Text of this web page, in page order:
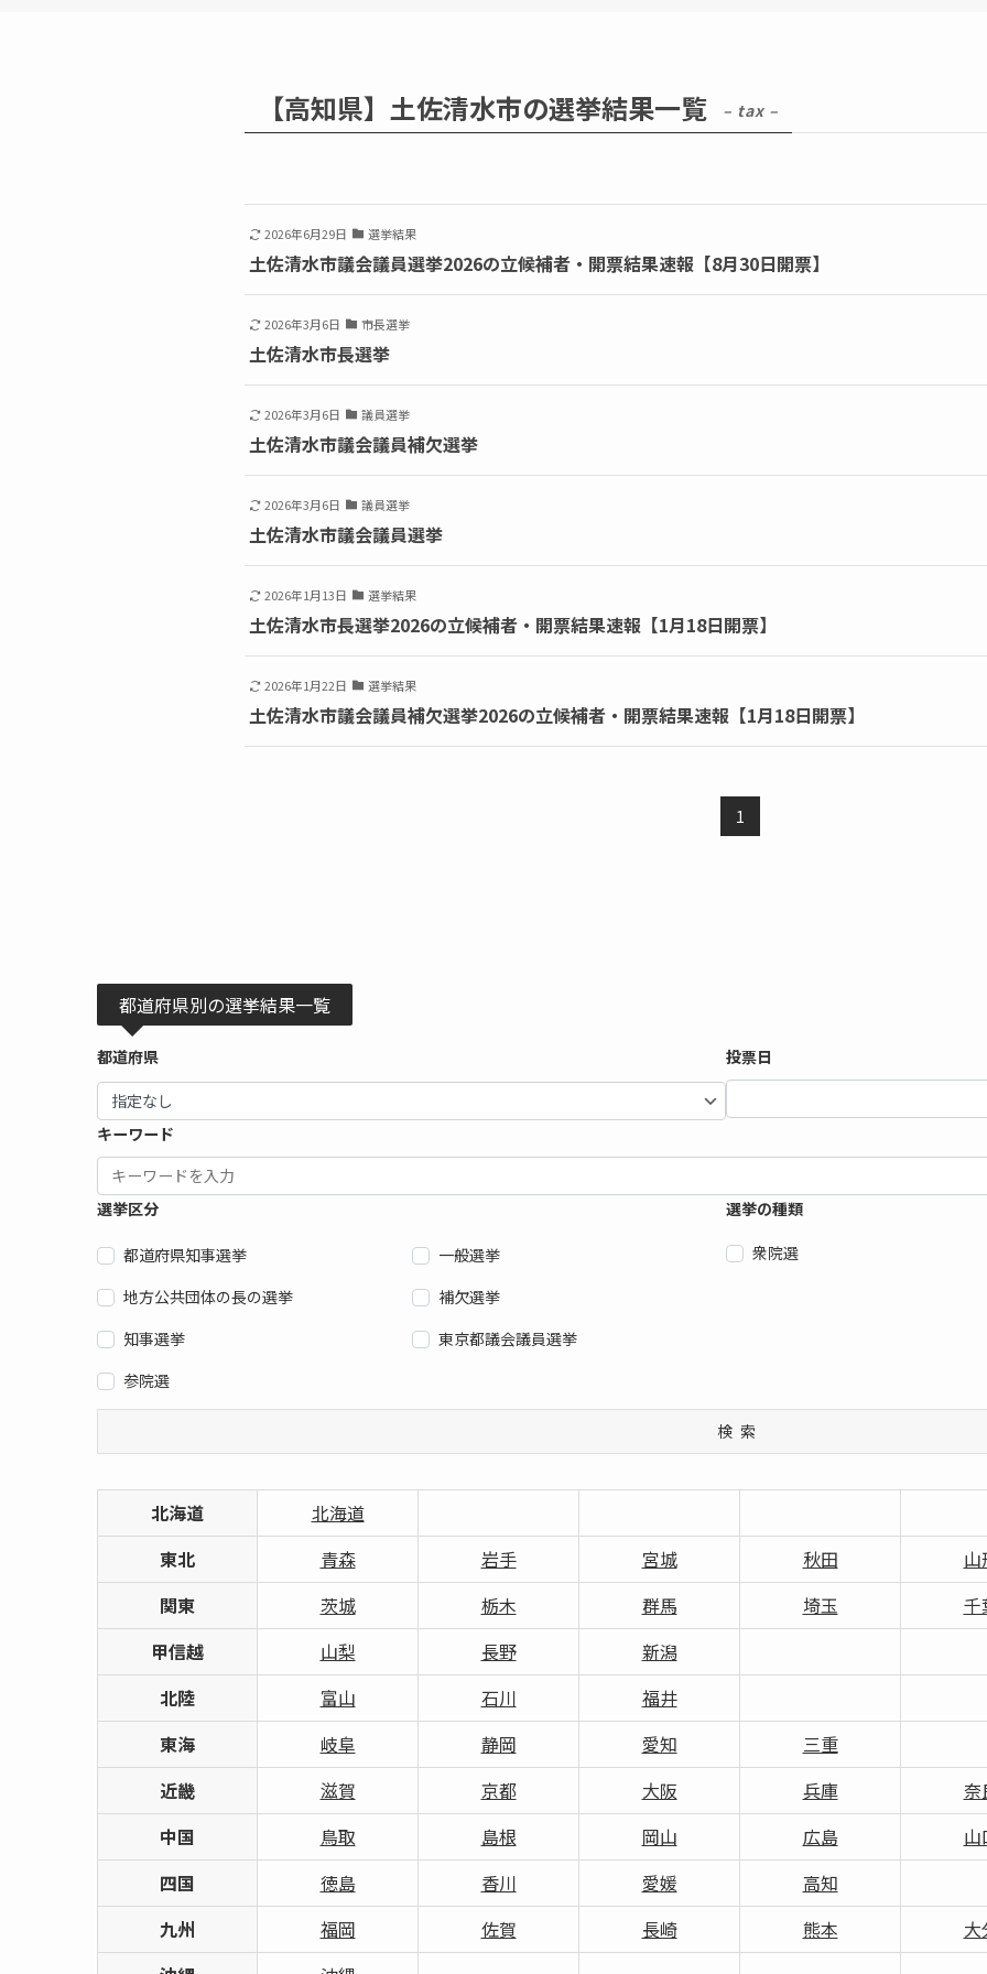
【高知県】土佐清水市の選挙結果一覧 – tax –
2026年6月29日 選挙結果
土佐清水市議会議員選挙2026の立候補者・開票結果速報【8月30日開票】
2026年3月6日 市長選挙
土佐清水市長選挙
2026年3月6日 議員選挙
土佐清水市議会議員補欠選挙
2026年3月6日 議員選挙
土佐清水市議会議員選挙
2026年1月13日 選挙結果
土佐清水市長選挙2026の立候補者・開票結果速報【1月18日開票】
2026年1月22日 選挙結果
土佐清水市議会議員補欠選挙2026の立候補者・開票結果速報【1月18日開票】
1
都道府県別の選挙結果一覧
都道府県 投票日
キーワード
選挙区分
都道府県知事選挙
一般選挙
地方公共団体の長の選挙
補欠選挙
知事選挙
東京都議会議員選挙
参院選
選挙の種類
衆院選
検索
北海道
北海道
東北
青森 岩手 宮城 秋田 山
関東
茨城 栃木 群馬 埼玉 千
甲信越
山梨 長野
新潟
北陸
富山 石川
福井
東海
岐阜 静岡 愛知
三重
近畿
滋賀 京都 大阪 兵庫 奈
中国
鳥取 島根 岡山 広島
山
四国
徳島 香川 愛媛
高知
九州
福岡 佐賀 長崎 熊本 大